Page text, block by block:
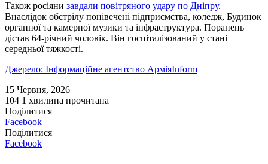
Також росіяни завдали повітряного удару по Дніпру.
Внаслідок обстрілу понівечені підприємства, коледж, Будинок
органної та камерної музики та інфраструктура. Поранень
дістав 64-річний чоловік. Він госпіталізований у стані
середньої тяжкості.
Джерело: Інформаційне агентство АрміяInform
15 Червня, 2026
104 1 хвилина прочитана
Поділитися
Facebook
Поділитися
Facebook